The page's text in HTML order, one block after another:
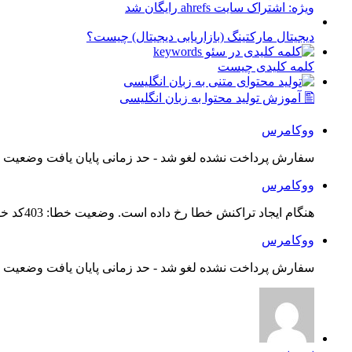
ویژه: اشتراک سایت ahrefs رایگان شد
دیجیتال مارکتینگ (بازاریابی دیجیتال) چیست؟
کلمه کلیدی چیست
🖺 آموزش تولید محتوا به زبان انگلیسی
ووکامرس
سفارش پرداخت نشده لغو شد - حد زمانی پایان یافت
ووکامرس
هنگام ایجاد تراکنش خطا رخ داده است. وضعیت خطا: 403کد خطا: 21...
ووکامرس
سفارش پرداخت نشده لغو شد - حد زمانی پایان یافت